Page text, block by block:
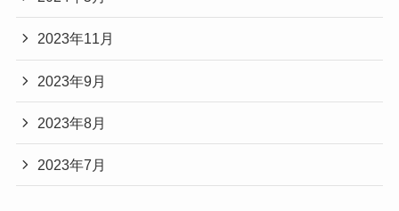
2023年11月
2023年9月
2023年8月
2023年7月